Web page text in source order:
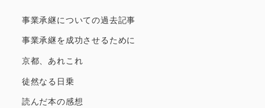
事業承継についての過去記事
事業承継を成功させるために
京都、あれこれ
徒然なる日乗
読んだ本の感想